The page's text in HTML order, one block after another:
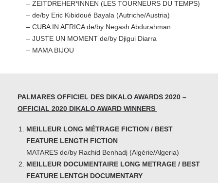
– ZEITDREHER*INNEN (LES TOURNEURS DU TEMPS)
– de/by Eric Kibidoué Bayala (Autriche/Austria)
– CUBA IN AFRICA de/by Negash Abdurahman
– JUSTE UN MOMENT de/by Djigui Diarra
– MAMA BIJOU
PALMARES OFFICIEL DES DIKALO AWARDS 2020 –
OFFICIAL 2020 DIKALO AWARD WINNERS
MEILLEUR LONG MÉTRAGE FICTION / BEST
FEATURE LENGTH FICTION
MATARES de/by Rachid Benhadj (Algérie/Algeria)
MEILLEUR DOCUMENTAIRE LONG METRAGE / BEST
FEATURE LENTGH DOCUMENTARY